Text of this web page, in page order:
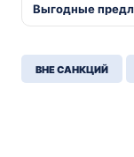
ВНЕ САНКЦИЙ